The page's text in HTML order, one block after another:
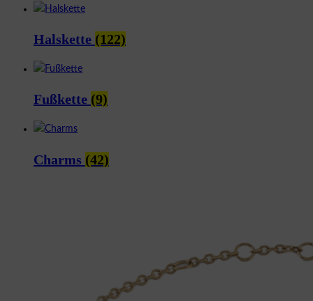
Halskette (122)
Fußkette (9)
Charms (42)